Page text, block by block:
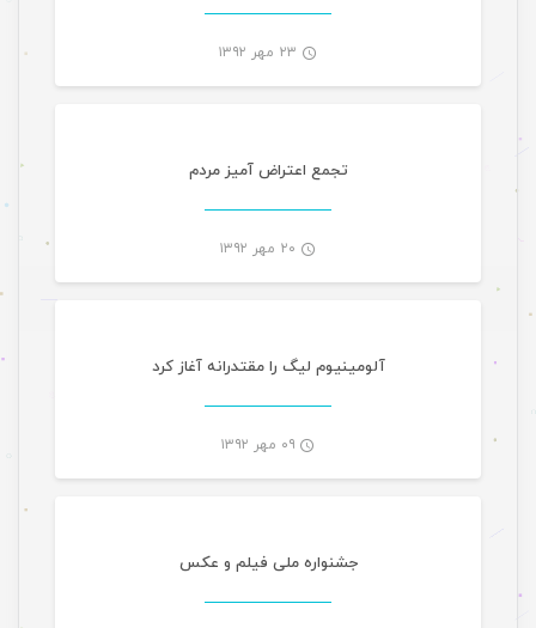
۲۳ مهر ۱۳۹۲
تجمع اعتراض آمیز مردم
۲۰ مهر ۱۳۹۲
آلومینیوم لیگ را مقتدرانه آغاز کرد
۰۹ مهر ۱۳۹۲
جشنواره ملی فیلم و عکس